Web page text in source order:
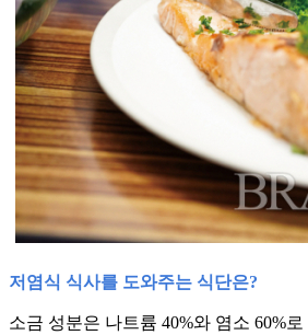
저염식 식사를 도와주는 식단은?
소금 성분은 나트륨 40%와 염소 60%